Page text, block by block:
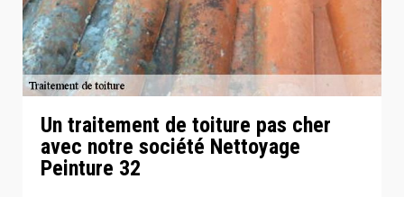
Un traitement de toiture pas cher
avec notre société Nettoyage
Peinture 32